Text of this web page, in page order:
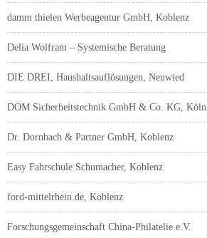
damm thielen Werbeagentur GmbH, Koblenz
Delia Wolfram – Systemische Beratung
DIE DREI, Haushaltsauflösungen, Neuwied
DOM Sicherheitstechnik GmbH & Co. KG, Köln
Dr. Dornbach & Partner GmbH, Koblenz
Easy Fahrschule Schumacher, Koblenz
ford-mittelrhein.de, Koblenz
Forschungsgemeinschaft China-Philatelie e.V.